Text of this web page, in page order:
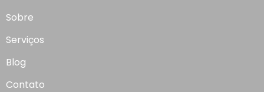
Sobre
Serviços
Blog
Contato